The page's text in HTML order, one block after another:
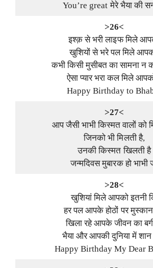
You’re great मेरे भैया की
>26<
इश्क़ से भरी लाइफ मिले
खुशियों से भरे पल मिले
कभी किसी मुसीबत का सामना न
ऐसा प्यार भरा कल मिले
Happy Birthday to
>27<
आप जैसी भाभी किस्मत वालों को
जिनको भी मिलती है,
उनकी किस्मत खिलती है
जन्मदिवस मुबारक हो भाभी
>28<
खुशियां मिले आपको इतनी
हर पल आपके होठों पर
खिला रहे आपके जीवन का
भैया और आपकी दुनिया में शान
Happy Birthday My Dear